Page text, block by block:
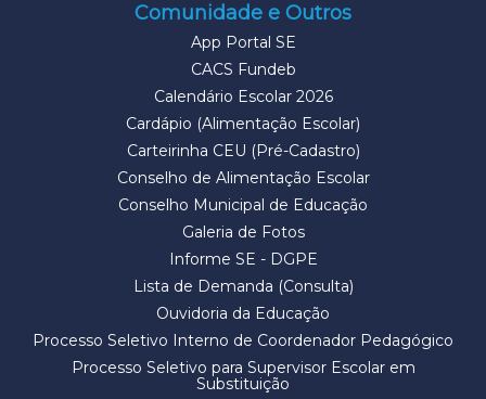
Comunidade e Outros
App Portal SE
CACS Fundeb
Calendário Escolar 2026
Cardápio (Alimentação Escolar)
Carteirinha CEU (Pré-Cadastro)
Conselho de Alimentação Escolar
Conselho Municipal de Educação
Galeria de Fotos
Informe SE - DGPE
Lista de Demanda (Consulta)
Ouvidoria da Educação
Processo Seletivo Interno de Coordenador Pedagógico
Processo Seletivo para Supervisor Escolar em
Substituição